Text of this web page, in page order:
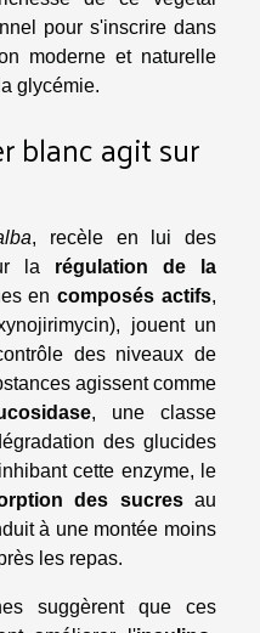
pour s'inscrire dans
moderne et naturelle
glycémie.
blanc agit sur
, recèle en lui des
la régulation de la
encomposés actifs,
jouent un
des niveaux de
agissent comme
, une classe
des glucides
cette enzyme, le
des sucresau
à une montée moins
les repas.
suggèrent que ces